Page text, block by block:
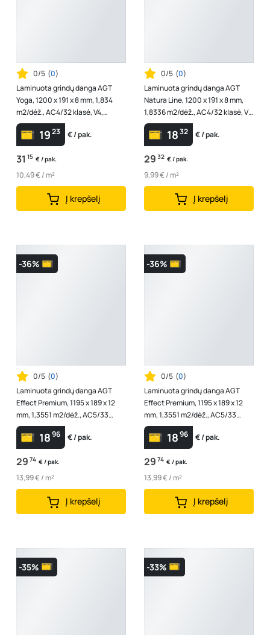
0/5 (0)
Laminuota grindų danga AGT
Yoga, 1200 x 191 x 8 mm, 1,834
m2/dėž., AC4/32 klasė, V4,
"Noda" spalvos
1923 € / pak.
31 15 € / pak.
10,49 € / m²
Į krepšelį
0/5 (0)
Laminuota grindų danga AGT
Natura Line, 1200 x 191 x 8 mm,
1,8336 m2/dėž., AC4/32 klasė, V4,
spl. ąžuolas "Canyon"
1832 € / pak.
29 32 € / pak.
9,99 € / m²
Į krepšelį
-36%
0/5 (0)
Laminuota grindų danga AGT
Effect Premium, 1195 x 189 x 12
mm, 1,3551 m2/dėž., AC5/33
klasė, V4, spl. "Atlas"
1896 € / pak.
29 74 € / pak.
13,99 € / m²
Į krepšelį
-36%
0/5 (0)
Laminuota grindų danga AGT
Effect Premium, 1195 x 189 x 12
mm, 1,3551 m2/dėž., AC5/33
klasė, V4, spl. "Logan"
1896 € / pak.
29 74 € / pak.
13,99 € / m²
Į krepšelį
-35% -33%